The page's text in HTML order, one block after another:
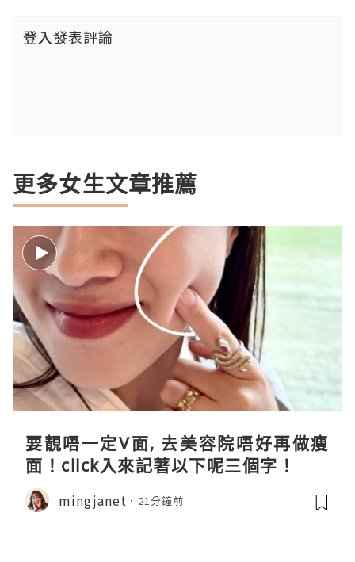
登入發表評論
更多女生文章推薦
要靚唔一定V面, 去美容院唔好再做瘦
面！click入來記著以下呢三個字！
mingjanet 21分鐘前